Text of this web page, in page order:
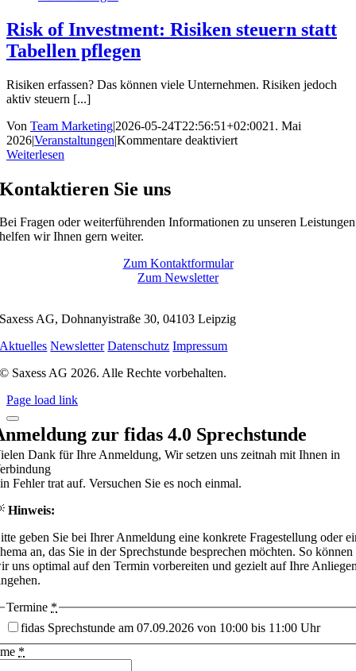
Risk of Investment: Risiken steuern statt
Tabellen pflegen
Risiken erfassen? Das können viele Unternehmen. Risiken jedoch
aktiv steuern [...]
Von Team Marketing|2026-05-24T22:56:51+02:0021. Mai
2026|Veranstaltungen|Kommentare deaktiviertfür
statt
Weiterlesen
Kontaktieren Sie uns
Bei Fragen oder weiterführenden Informationen zu unseren Leistungen
helfen wir Ihnen gern weiter.
Zum Kontaktformular
Zum Newsletter
Saxess AG, Dohnanyistraße 30, 04103 Leipzig
Aktuelles Newsletter Datenschutz Impressum
© Saxess AG 2026. Alle Rechte vorbehalten.
Page load link
zur fidas 4.0 Sprechstunde
Dank für Ihre Anmeldung, Wir setzen uns zeitnah mit Ihnen in
Fehler trat auf. Versuchen Sie es noch einmal.
Hinweis:
geben Sie bei Ihrer Anmeldung eine konkrete Fragestellung oder
an, das Sie in der Sprechstunde besprechen möchten. So können
uns optimal auf den Termin vorbereiten und gezielt auf Ihre
Termine *
fidas Sprechstunde am 07.09.2026 von 10:00 bis 11:00 Uhr
*